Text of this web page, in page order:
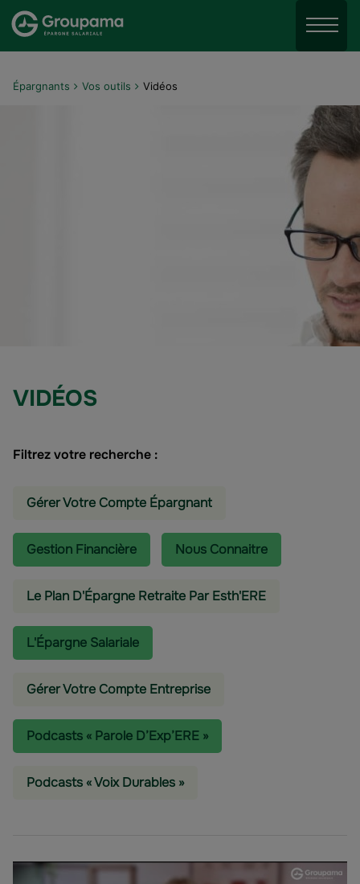
Aller au menu
Aller au contenu
Menu
Épargnants Vos outils Vidéos
VIDÉOS
Filtrez votre recherche :
Gérer Votre Compte Épargnant
Gestion Financière Nous Connaitre
Le Plan D'Épargne Retraite Par Esth'ERE
L'épargne Salariale
Gérer Votre Compte Entreprise
Podcasts « Parole D’Exp’ERE »
Podcasts « Voix Durables »